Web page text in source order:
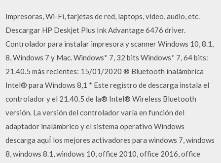
Impresoras, Wi-Fi, tarjetas de red, laptops, video, audio, etc.
Descargar HP Deskjet Plus Ink Advantage 6476 driver.
Controlador para instalar impresora y scanner Windows 10, 8.1,
8, Windows 7 y Mac. Windows* 7, 32 bits Windows* 7, 64 bits:
21.40.5 más recientes: 15/01/2020 ® Bluetooth inalámbrica
Intel® para Windows 8,1 * Este registro de descarga instala el
controlador y el 21.40.5 de la® Intel® Wireless Bluetooth
versión. La versión del controlador varía en función del
adaptador inalámbrico y el sistema operativo Windows
descarga aquÍ los mejores activadores para windows 7, windows
8, windows 8.1, windows 10, office 2010, office 2016, office